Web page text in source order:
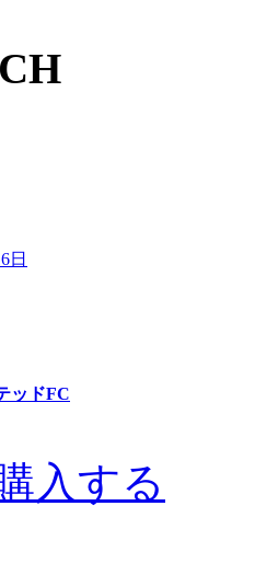
日
ッドFC
入する